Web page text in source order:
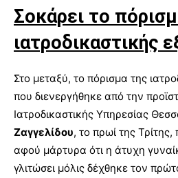
Σοκάρει το
ιατροδικαστικής
Στο μεταξύ, το πόρισμα της
που διενεργήθηκε από την
Ιατροδικαστικής Υπηρεσίας
Ζαγγελίδου, το πρωί της Τρίτης,
αφού μάρτυρα ότι η άτυχη
γλιτώσει μόλις δέχθηκε τον